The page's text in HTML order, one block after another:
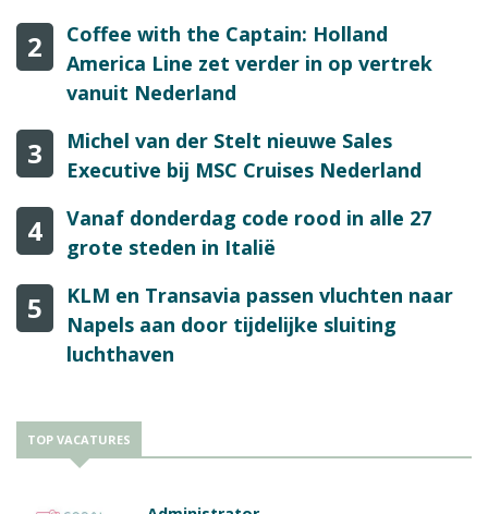
2
Coffee with the Captain: Holland
America Line zet verder in op vertrek
vanuit Nederland
3
Michel van der Stelt nieuwe Sales
Executive bij MSC Cruises Nederland
4
Vanaf donderdag code rood in alle 27
grote steden in Italië
5
KLM en Transavia passen vluchten naar
Napels aan door tijdelijke sluiting
luchthaven
TOP VACATURES